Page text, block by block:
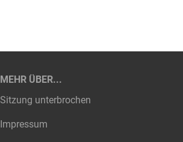
MEHR ÜBER...
Sitzung unterbrochen
Impressum